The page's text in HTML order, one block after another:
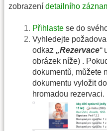
zobrazení detailního
Přihlaste se do
Vyhledejte
odkaz „Rezervace“
obrázek níže) .
dokumentů, můžete
dokumentu vyložit
hromadou rezervaci.